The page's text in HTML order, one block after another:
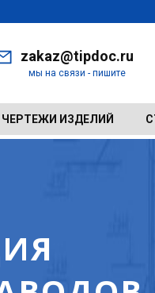
zakaz@tipdoc.ru
мы на связи - пишите
ЧЕРТЕЖИ ИЗДЕЛИЙ